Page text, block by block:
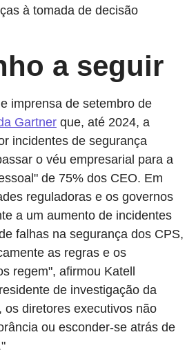
à tomada de decisão
a seguir
imprensa de setembro de
Gartner que, até 2024, a
incidentes de segurança
o véu empresarial para a
de 75% dos CEO. Em
reguladoras e os governos
a um aumento de incidentes
falhas na segurança dos CPS,
as regras e os
regem", afirmou Katell
de investigação da
os diretores executivos não
ou esconder-se atrás de